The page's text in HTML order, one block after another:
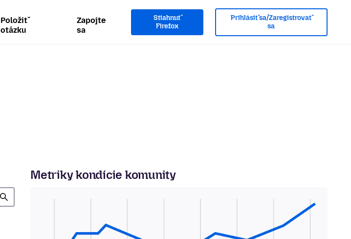
Položiť
otázku
Zapojte
sa
Stiahnuť
Firefox
Prihlásiť sa/Zaregistrovať
sa
Metriky kondície komunity